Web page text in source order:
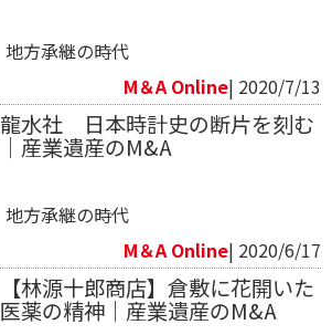
地方承継の時代
M＆A Online| 2020/7/13
​龍水社 日本時計史の断片を刻む
｜産業遺産のM&A
地方承継の時代
M＆A Online| 2020/6/17
【林源十郎商店】倉敷に花開いた
医薬の精神｜産業遺産のM&A